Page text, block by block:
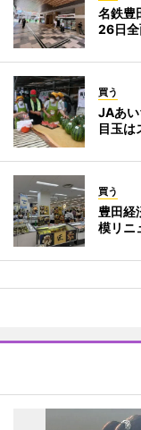
名鉄豊
26日
買う
JAあ
目玉は
買う
豊田経
模リニ